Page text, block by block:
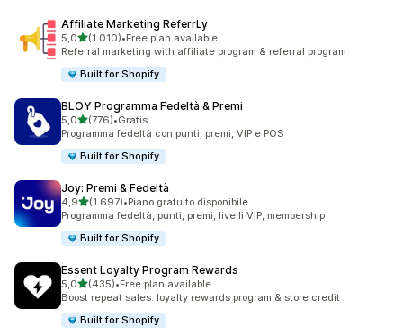
Affiliate Marketing ReferrLy
5,0stelle su 5
(1.010)
1010 recensioni totali
•Free plan available
Referral marketing with affiliate program & referral program
Built for Shopify
BLOY Programma Fedeltà & Premi
5,0stelle su 5
(776)
776 recensioni totali
•Gratis
Programma fedeltà con punti, premi, VIP e POS
Built for Shopify
Joy: Premi & Fedeltà
4,9stelle su 5
(1.697)
1697 recensioni totali
•Piano gratuito disponibile
Programma fedeltà, punti, premi, livelli VIP, membership
Built for Shopify
Essent Loyalty Program Rewards
5,0stelle su 5
(435)
435 recensioni totali
•Free plan available
Boost repeat sales: loyalty rewards program & store credit
Built for Shopify